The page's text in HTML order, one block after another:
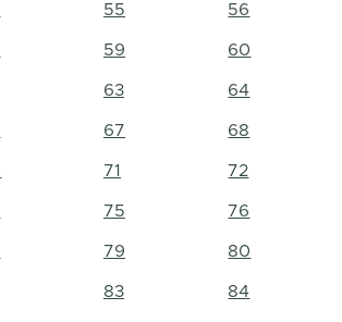
55 56
59 60
63 64
67 68
71 72
75 76
79 80
83 84